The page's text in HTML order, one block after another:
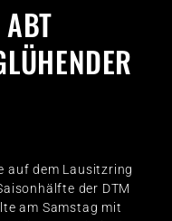
auf dem Lausitzring
der DTM
am Samstag mit